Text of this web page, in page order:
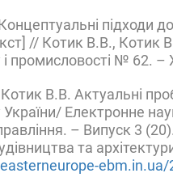
підходи
// Котик В.В., Котик
і промисловості № 62. –
В.В. Актуальні
України/ Електронне
– Випуск 3
та
ebm.in.ua/